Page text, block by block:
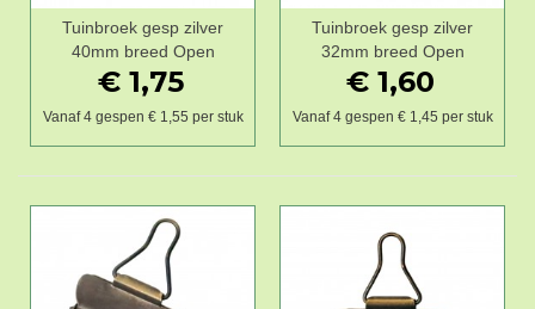
Tuinbroek gesp zilver
40mm breed Open
€ 1,75
Vanaf 4 gespen € 1,55 per stuk
Tuinbroek gesp zilver
32mm breed Open
€ 1,60
Vanaf 4 gespen € 1,45 per stuk